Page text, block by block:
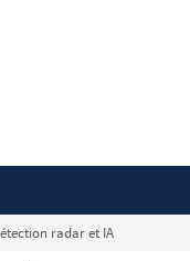
radar et IA